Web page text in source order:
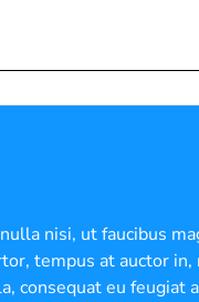
nisi, ut faucibus
tempus at auctor
consequat eu feugiat